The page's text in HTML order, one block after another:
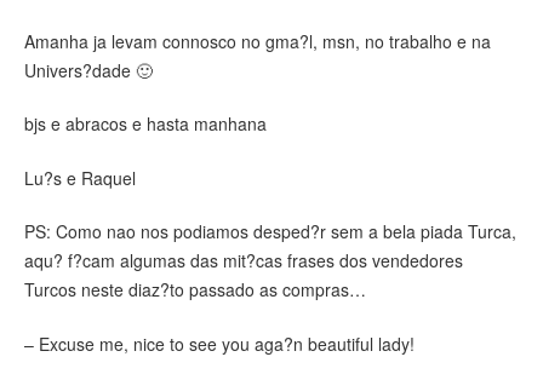
Amanha ja levam connosco no gma?l, msn, no trabalho e na
Univers?dade 🙂
bjs e abracos e hasta manhana
Lu?s e Raquel
PS: Como nao nos podiamos desped?r sem a bela piada Turca,
aqu? f?cam algumas das mit?cas frases dos vendedores
Turcos neste diaz?to passado as compras…
– Excuse me, nice to see you aga?n beautiful lady!